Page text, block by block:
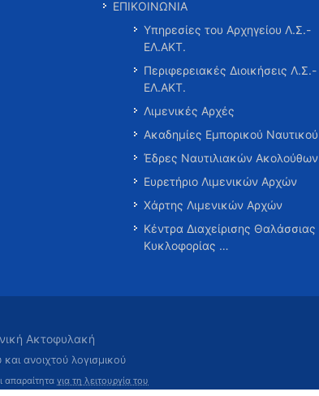
ΕΠΙΚΟΙΝΩΝΙΑ
Υπηρεσίες του Αρχηγείου Λ.Σ.-
ΕΛ.ΑΚΤ.
Περιφερειακές Διοικήσεις Λ.Σ.-
ΕΛ.ΑΚΤ.
Λιμενικές Αρχές
Ακαδημίες Εμπορικού Ναυτικού
Έδρες Ναυτιλιακών Ακολούθων
Ευρετήριο Λιμενικών Αρχών
Χάρτης Λιμενικών Αρχών
Κέντρα Διαχείρισης Θαλάσσιας
Κυκλοφορίας …
Ακτοφυλακή
ανοιχτού λογισμικού
απαραίτητα για τη λειτουργία του